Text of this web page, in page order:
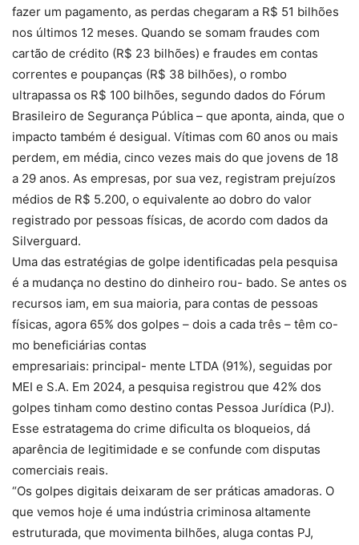
fazer um pagamento, as perdas chegaram a R$ 51 bilhões
nos últimos 12 meses. Quando se somam fraudes com
cartão de crédito (R$ 23 bilhões) e fraudes em contas
correntes e poupanças (R$ 38 bilhões), o rombo
ultrapassa os R$ 100 bilhões, segundo dados do Fórum
Brasileiro de Segurança Pública – que aponta, ainda, que o
impacto também é desigual. Vítimas com 60 anos ou mais
perdem, em média, cinco vezes mais do que jovens de 18
a 29 anos. As empresas, por sua vez, registram prejuízos
médios de R$ 5.200, o equivalente ao dobro do valor
registrado por pessoas físicas, de acordo com dados da
Silverguard.
Uma das estratégias de golpe identificadas pela pesquisa
é a mudança no destino do dinheiro rou- bado. Se antes os
recursos iam, em sua maioria, para contas de pessoas
físicas, agora 65% dos golpes – dois a cada três – têm co-
mo beneficiárias contas
empresariais: principal- mente LTDA (91%), seguidas por
MEI e S.A. Em 2024, a pesquisa registrou que 42% dos
golpes tinham como destino contas Pessoa Jurídica (PJ).
Esse estratagema do crime dificulta os bloqueios, dá
aparência de legitimidade e se confunde com disputas
comerciais reais.
“Os golpes digitais deixaram de ser práticas amadoras. O
que vemos hoje é uma indústria criminosa altamente
estruturada, que movimenta bilhões, aluga contas PJ,